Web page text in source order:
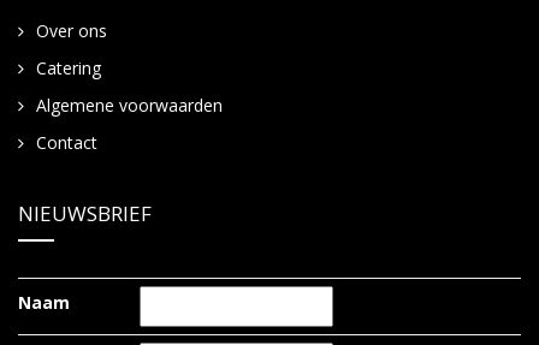
Over ons
Catering
Algemene voorwaarden
Contact
NIEUWSBRIEF
Naam